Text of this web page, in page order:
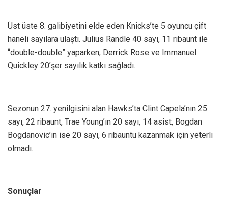
Üst üste 8. galibiyetini elde eden Knicks’te 5 oyuncu çift
haneli sayılara ulaştı. Julius Randle 40 sayı, 11 ribaunt ile
“double-double” yaparken, Derrick Rose ve Immanuel
Quickley 20’şer sayılık katkı sağladı.
Sezonun 27. yenilgisini alan Hawks’ta Clint Capela’nın 25
sayı, 22 ribaunt, Trae Young’ın 20 sayı, 14 asist, Bogdan
Bogdanovic’in ise 20 sayı, 6 ribauntu kazanmak için yeterli
olmadı.
Sonuçlar